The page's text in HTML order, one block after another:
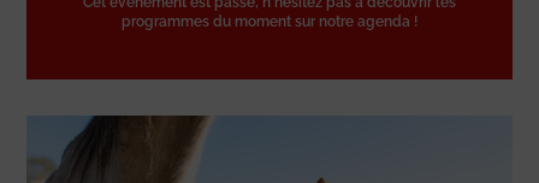
programmes du moment sur notre agenda !